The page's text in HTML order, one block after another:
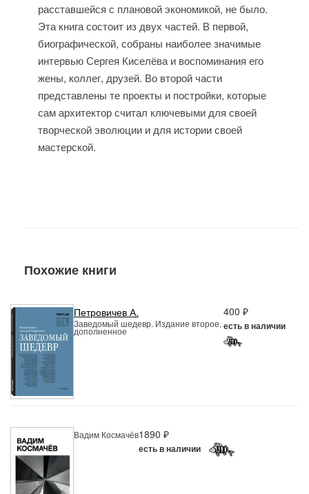
расставшейся с плановой экономикой, не было.
Эта книга состоит из двух частей. В первой,
биографической, собраны наиболее значимые
интервью Сергея Киселёва и воспоминания его
жены, коллег, друзей. Во второй части
представлены те проекты и постройки, которые
сам архитектор считал ключевыми для своей
творческой эволюции и для истории своей
мастерской.
Похожие книги
Петровичев А.
Заведомый шедевр. Издание второе,
дополненное
400 ₽
есть в наличии
Вадим Космачёв1890 ₽
есть в наличии